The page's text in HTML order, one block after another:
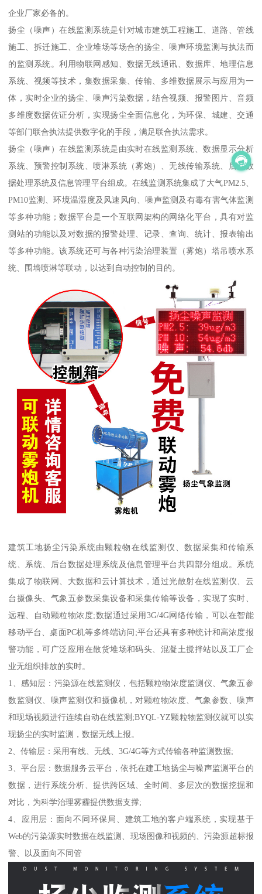
企业厂家必备的。
扬尘（噪声）在线监测系统是针对城市建筑工程施工、道路、管线
施工、拆迁施工、企业堆场等场合的扬尘、噪声环境监测与执法而
的监测系统。利用物联网感知、数据无线通讯、数据库、地理信息
系统、视频等技术，集数据采集、传输、多维数据展示与应用为一
体，实时企业的扬尘、噪声污染数据，结合视频、报警图片、音频
多维度数据佐证分析，实现扬尘全面信息化，为环保、城建、交通
等部门联合执法提供数字化的手段，满足联合执法需求。
扬尘（噪声）在线监测系统是由实时在线监测系统、数据显示分析
系统、预警控制系统、喷淋系统（雾炮）、无线传输系统、后台数
据处理系统及信息管理平台组成。在线监测系统集成了大气PM2.5、
PM10监测、环境温湿度及风速风向、噪声监测及有毒有害气体监测
等多种功能；数据平台是一个互联网架构的网络化平台，具有对监
测站的功能以及对数据的报警处理、记录、查询、统计、报表输出
等多种功能。该系统还可与各种污染治理装置（雾炮）塔吊喷水系
统、围墙喷淋等联动，以达到自动控制的目的。
建筑工地扬尘污染系统由颗粒物在线监测仪、数据采集和传输系
统、系统、后台数据处理系统及信息管理平台共四部分组成。系统
集成了物联网、大数据和云计算技术，通过光散射在线监测仪、云
台摄像头、气象五参数采集设备和采集传输等设备，实现了实时、
远程、自动颗粒物浓度;数据通过采用3G/4G网络传输，可以在智能
移动平台、桌面PC机等多终端访问;平台还具有多种统计和高浓度报
警功能，可广泛应用在散货堆场和码头、混凝土搅拌站以及工厂企
业无组织排放的实时。
1、感知层：污染源在线监测仪，包括颗粒物浓度监测仪、气象五参
数监测仪、噪声监测仪和摄像机，对颗粒物浓度、气象参数、噪声
和现场视频进行连续自动在线监测;BYQL-YZ颗粒物监测仪就可以实
现扬尘的实时监测，数据无线上报。
2、传输层：采用有线、无线、3G/4G等方式传输各种监测数据;
3、平台层：数据服务云平台，依托在建工地扬尘与噪声监测平台的
数据，进行系统分析、提供跨区域、全时间、多层次的数据挖掘和
对比，为科学治理雾霾提供数据支撑;
4、应用层：面向不同环保局、建筑工地的客户端系统，实现基于
Web的污染源实时数据在线监测、现场图像和视频的、污染源超标报
警、以及面向不同管